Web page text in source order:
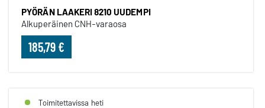
PYÖRÄN LAAKERI 8210 UUDEMPI
Alkuperäinen CNH-varaosa
185,79 €
Toimitettavissa heti